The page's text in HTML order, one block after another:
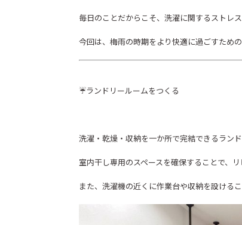
毎日のことだからこそ、洗濯に関するストレ
今回は、梅雨の時期をより快適に過ごすため
☔ランドリールームをつくる
洗濯・乾燥・収納を一か所で完結できるラン
室内干し専用のスペースを確保することで、
また、洗濯機の近くに作業台や収納を設ける